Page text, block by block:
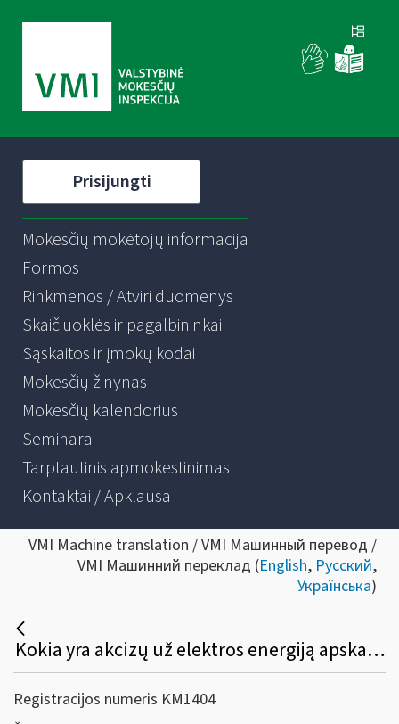
Prisijungti
Mokesčių mokėtojų informacija
Formos
Rinkmenos / Atviri duomenys
Skaičiuoklės ir pagalbininkai
Sąskaitos ir įmokų kodai
Mokesčių žinynas
Mokesčių kalendorius
Seminarai
Tarptautinis apmokestinimas
Kontaktai / Apklausa
VMI Machine translation / VMI Машинный перевод /
VMI Машинний переклад (English, Русский,
Українська)
Kokia yra akcizų už elektros energiją apskaičiavimo, deklaravimo ir sumokėjimo tvarka?
Registracijos numeris KM1404